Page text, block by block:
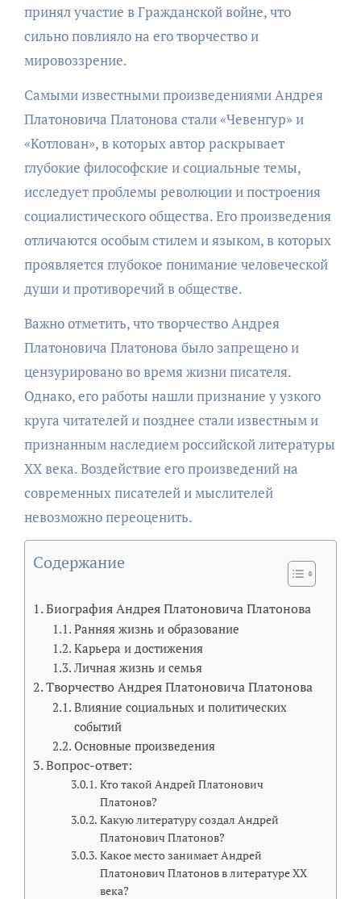
принял участие в Гражданской войне, что
сильно повлияло на его творчество и
мировоззрение.
Самыми известными произведениями Андрея
Платоновича Платонова стали «Чевенгур» и
«Котлован», в которых автор раскрывает
глубокие философские и социальные темы,
исследует проблемы революции и построения
социалистического общества. Его произведения
отличаются особым стилем и языком, в которых
проявляется глубокое понимание человеческой
души и противоречий в обществе.
Важно отметить, что творчество Андрея
Платоновича Платонова было запрещено и
цензурировано во время жизни писателя.
Однако, его работы нашли признание у узкого
круга читателей и позднее стали известным и
признанным наследием российской литературы
XX века. Воздействие его произведений на
современных писателей и мыслителей
невозможно переоценить.
Содержание
Биография Андрея Платоновича Платонова
Ранняя жизнь и образование
Карьера и достижения
Личная жизнь и семья
Творчество Андрея Платоновича Платонова
Влияние социальных и политических
событий
Основные произведения
Вопрос-ответ:
Кто такой Андрей Платонович
Платонов?
Какую литературу создал Андрей
Платонович Платонов?
Какое место занимает Андрей
Платонович Платонов в литературе XX
века?